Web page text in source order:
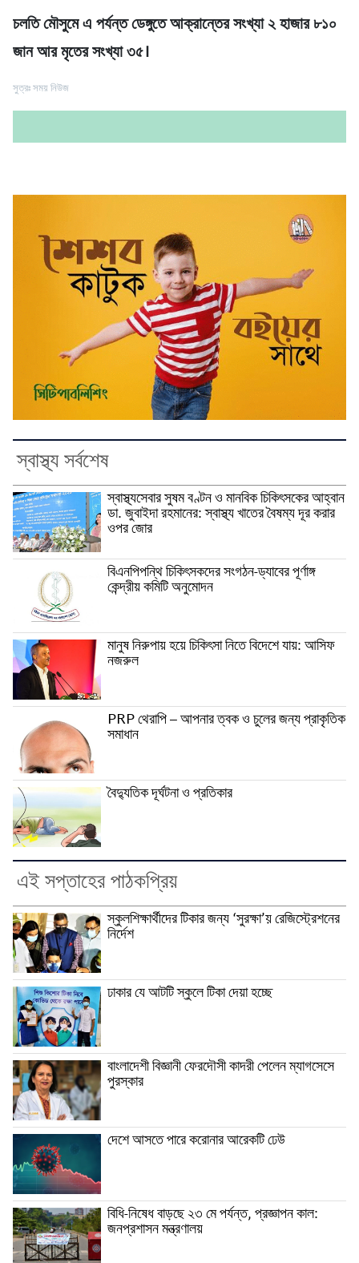
চলতি মৌসুমে এ পর্যন্ত ডেঙ্গুতে আক্রান্তের সংখ্যা ২ হাজার ৮১০
জান আর মৃতের সংখ্যা ৩৫।
সুত্রঃ সময় নিউজ
স্বাস্থ্য সর্বশেষ
স্বাস্থ্যসেবার সুষম বণ্টন ও মানবিক চিকিৎসকের আহ্বান
ডা. জুবাইদা রহমানের: স্বাস্থ্য খাতের বৈষম্য দূর করার
ওপর জোর
বিএনপিপন্থি চিকিৎসকদের সংগঠন-ড্যাবের পূর্ণাঙ্গ
কেন্দ্রীয় কমিটি অনুমোদন
মানুষ নিরুপায় হয়ে চিকিৎসা নিতে বিদেশে যায়: আসিফ
নজরুল
PRP থেরাপি – আপনার ত্বক ও চুলের জন্য প্রাকৃতিক
সমাধান
বৈদ্যুতিক দূর্ঘটনা ও প্রতিকার
এই সপ্তাহের পাঠকপ্রিয়
স্কুলশিক্ষার্থীদের টিকার জন্য ‘সুরক্ষা’য় রেজিস্ট্রেশনের
নির্দেশ
ঢাকার যে আটটি স্কুলে টিকা দেয়া হচ্ছে
বাংলাদেশী বিজ্ঞানী ফেরদৌসী কাদরী পেলেন ম্যাগসেসে
পুরস্কার
দেশে আসতে পারে করোনার আরেকটি ঢেউ
বিধি-নিষেধ বাড়ছে ২৩ মে পর্যন্ত, প্রজ্ঞাপন কাল:
জনপ্রশাসন মন্ত্রণালয়